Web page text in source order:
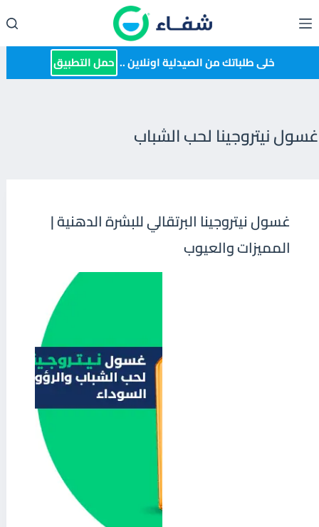
إلى
المحتوى خلى طلباتك من الصيدلية اونلاين .. حمل التطبيق
غسول نيتروجينا لحب الشباب
غسول نيتروجينا البرتقالي للبشرة الدهنية |
المميزات والعيوب